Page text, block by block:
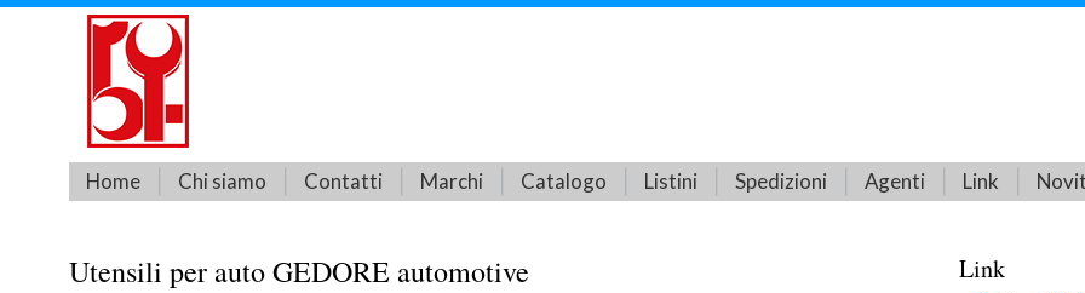
Home Chi siamo Contatti Marchi Catalogo Listini Spedizioni Agenti Link
Utensili per auto GEDORE automotive Link